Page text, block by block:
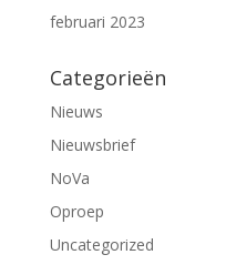
februari 2023
Categorieën
Nieuws
Nieuwsbrief
NoVa
Oproep
Uncategorized